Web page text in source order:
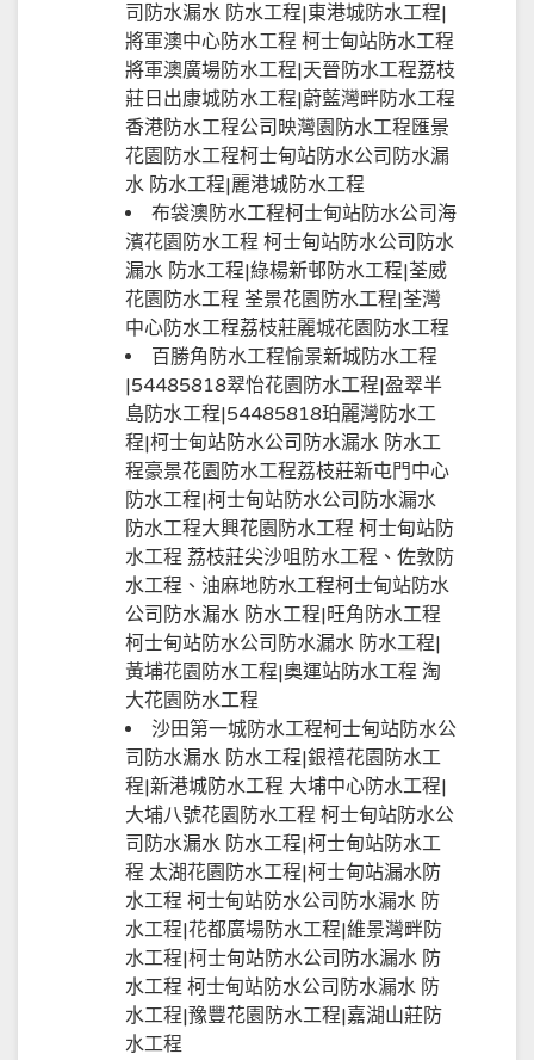
司防水漏水 防水工程|東港城防水工程|
將軍澳中心防水工程 柯士甸站防水工程
將軍澳廣場防水工程|天晉防水工程荔枝
莊日出康城防水工程|蔚藍灣畔防水工程
香港防水工程公司映灣園防水工程匯景
花園防水工程柯士甸站防水公司防水漏
水 防水工程|麗港城防水工程
布袋澳防水工程柯士甸站防水公司海
濱花園防水工程 柯士甸站防水公司防水
漏水 防水工程|綠楊新邨防水工程|荃威
花園防水工程 荃景花園防水工程|荃灣
中心防水工程荔枝莊麗城花園防水工程
百勝角防水工程愉景新城防水工程
|54485818翠怡花園防水工程|盈翠半
島防水工程|54485818珀麗灣防水工
程|柯士甸站防水公司防水漏水 防水工
程豪景花園防水工程荔枝莊新屯門中心
防水工程|柯士甸站防水公司防水漏水
防水工程大興花園防水工程 柯士甸站防
水工程 荔枝莊尖沙咀防水工程、佐敦防
水工程、油麻地防水工程柯士甸站防水
公司防水漏水 防水工程|旺角防水工程
柯士甸站防水公司防水漏水 防水工程|
黃埔花園防水工程|奧運站防水工程 淘
大花園防水工程
沙田第一城防水工程柯士甸站防水公
司防水漏水 防水工程|銀禧花園防水工
程|新港城防水工程 大埔中心防水工程|
大埔八號花園防水工程 柯士甸站防水公
司防水漏水 防水工程|柯士甸站防水工
程 太湖花園防水工程|柯士甸站漏水防
水工程 柯士甸站防水公司防水漏水 防
水工程|花都廣場防水工程|維景灣畔防
水工程|柯士甸站防水公司防水漏水 防
水工程 柯士甸站防水公司防水漏水 防
水工程|豫豐花園防水工程|嘉湖山莊防
水工程